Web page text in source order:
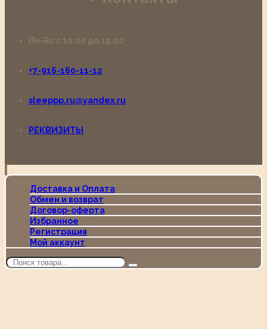
Пн-Вс с 10:00 до 19:00
+7-916-160-11-12
sleeppp.ru@yandex.ru
РЕКВИЗИТЫ
Доставка и Оплата
Обмен и возврат
Договор-оферта
Избранное
Регистрация
Мой аккаунт